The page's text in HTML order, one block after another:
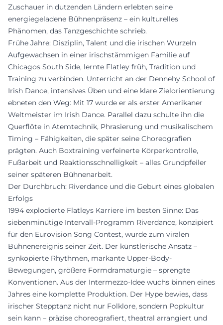
Zuschauer in dutzenden Ländern erlebten seine
energiegeladene Bühnenpräsenz – ein kulturelles
Phänomen, das Tanzgeschichte schrieb.
Frühe Jahre: Disziplin, Talent und die irischen Wurzeln
Aufgewachsen in einer irischstämmigen Familie auf
Chicagos South Side, lernte Flatley früh, Tradition und
Training zu verbinden. Unterricht an der Dennehy School of
Irish Dance, intensives Üben und eine klare Zielorientierung
ebneten den Weg: Mit 17 wurde er als erster Amerikaner
Weltmeister im Irish Dance. Parallel dazu schulte ihn die
Querflöte in Atemtechnik, Phrasierung und musikalischem
Timing – Fähigkeiten, die später seine Choreografien
prägten. Auch Boxtraining verfeinerte Körperkontrolle,
Fußarbeit und Reaktionsschnelligkeit – alles Grundpfeiler
seiner späteren Bühnenarbeit.
Der Durchbruch: Riverdance und die Geburt eines globalen
Erfolgs
1994 explodierte Flatleys Karriere im besten Sinne: Das
siebenminütige Intervall-Programm Riverdance, konzipiert
für den Eurovision Song Contest, wurde zum viralen
Bühnenereignis seiner Zeit. Der künstlerische Ansatz –
synkopierte Rhythmen, markante Upper-Body-
Bewegungen, größere Formdramaturgie – sprengte
Konventionen. Aus der Intermezzo-Idee wuchs binnen eines
Jahres eine komplette Produktion. Der Hype bewies, dass
irischer Stepptanz nicht nur Folklore, sondern Popkultur
sein kann – präzise choreografiert, theatral arrangiert und